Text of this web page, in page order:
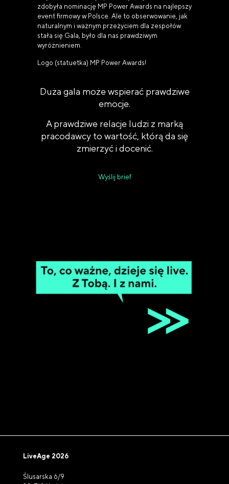
zdobyła nominację MP Power Awards na najlepszy
event firmowy w Polsce. Ale to obserwowanie, jak
naturalnym i ważnym przeżyciem dla zespołów
stała się Gala, było dla nas prawdziwym
wyróżnieniem.
Logo (statuetka) MP Power Awards!
Duża gala może wspierać prawdziwe
emocje.
A prawdziwe relacje ludzi z marką
pracodawcy to wartość, którą da się
zmierzyć i docenić.
Wyślij brief
LiveAge 2026
Ślusarska 6/9